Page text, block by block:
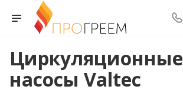
Циркуляционные
насосы Valtec